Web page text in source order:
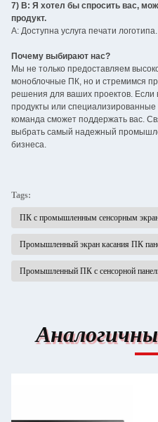
7) В: Я хотел бы спросить вас,
продукт.
A: Доступна услуга печати логотипа.
Почему выбирают нас?
Мы не только предоставляем
моноблочные ПК, но и стремимся
решения для ваших проектов. Если
продукты или
команда сможет поддержать вас.
выбрать самый надежный
бизнеса.
Tags:
ПК с промышленным сенсорным
Промышленный экран касания ПК
Промышленный ПК с сенсорной